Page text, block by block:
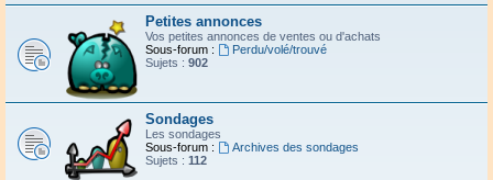
Petites annonces
Vos petites annonces de ventes ou d'achats
Sous-forum :
Perdu/volé/trouvé
Sujets : 902
Sondages
Les sondages
Sous-forum :
Archives des sondages
Sujets : 112